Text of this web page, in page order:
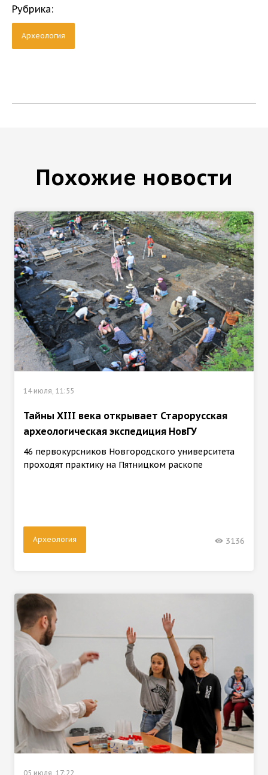
Рубрика:
Археология
Похожие новости
14 июля, 11:55
Тайны XIII века открывает Старорусская
археологическая экспедиция НовГУ
46 первокурсников Новгородского университета
проходят практику на Пятницком раскопе
Археология 3136
05 июля, 17:22